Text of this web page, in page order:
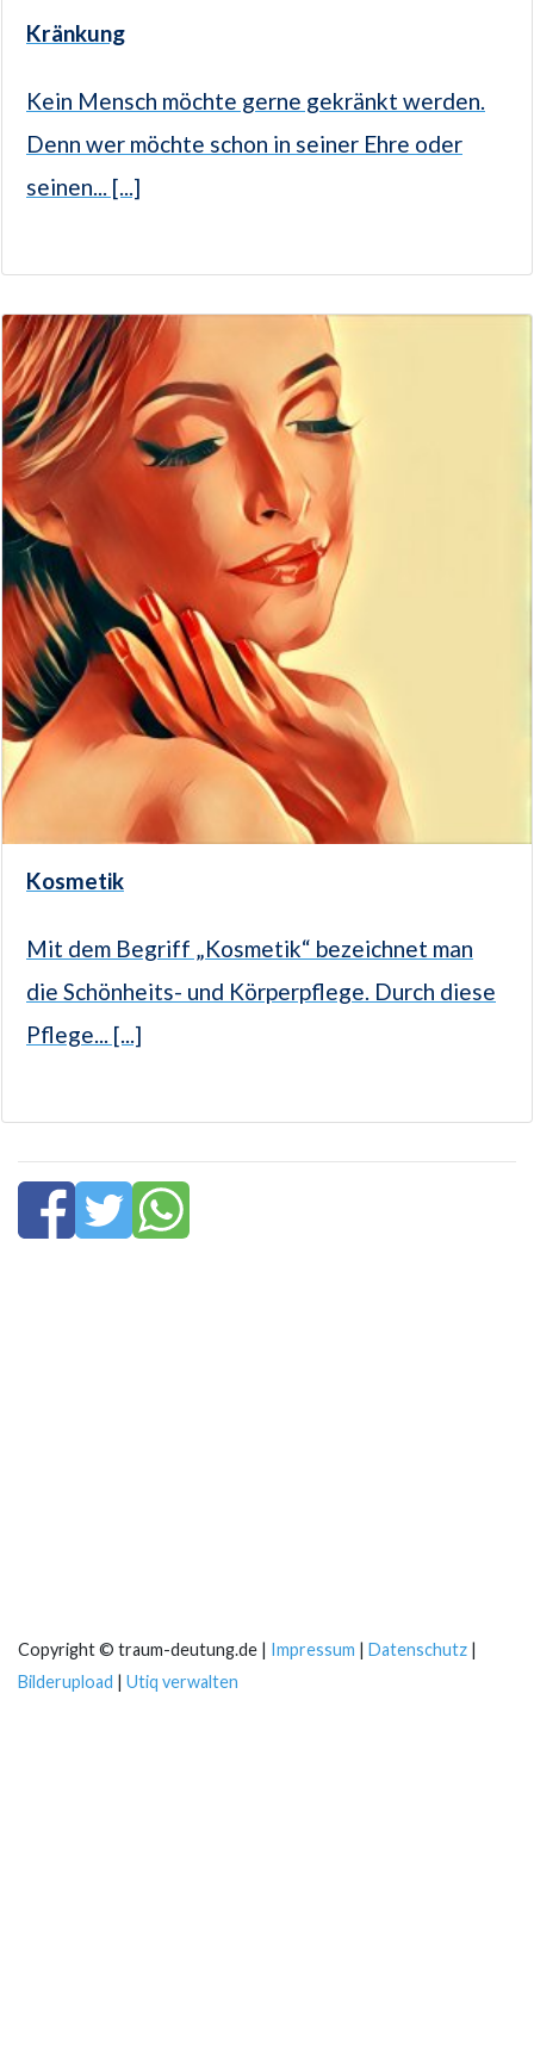
Kränkung
Kein Mensch möchte gerne gekränkt werden.
Denn wer möchte schon in seiner Ehre oder
seinen... [...]
Kosmetik
Mit dem Begriff „Kosmetik“ bezeichnet man
die Schönheits- und Körperpflege. Durch diese
Pflege... [...]
Copyright © traum-deutung.de | Impressum | Datenschutz |
Bilderupload | Utiq verwalten